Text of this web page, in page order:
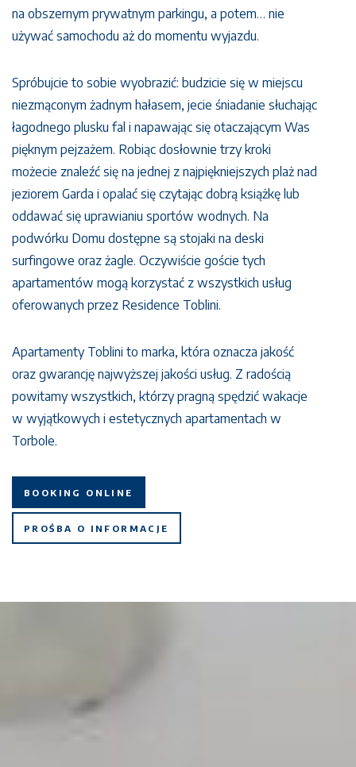
na obszernym prywatnym parkingu, a potem… nie
używać samochodu aż do momentu wyjazdu.
Spróbujcie to sobie wyobrazić: budzicie się w miejscu
niezmąconym żadnym hałasem, jecie śniadanie słuchając
łagodnego plusku fal i napawając się otaczającym Was
pięknym pejzażem. Robiąc dosłownie trzy kroki
możecie znaleźć się na jednej z najpiękniejszych plaż nad
jeziorem Garda i opalać się czytając dobrą książkę lub
oddawać się uprawianiu sportów wodnych. Na
podwórku Domu dostępne są stojaki na deski
surfingowe oraz żagle. Oczywiście goście tych
apartamentów mogą korzystać z wszystkich usług
oferowanych przez Residence Toblini.
Apartamenty Toblini to marka, która oznacza jakość
oraz gwarancję najwyższej jakości usług. Z radością
powitamy wszystkich, którzy pragną spędzić wakacje
w wyjątkowych i estetycznych apartamentach w
Torbole.
BOOKING ONLINE
PROŚBA O INFORMACJE